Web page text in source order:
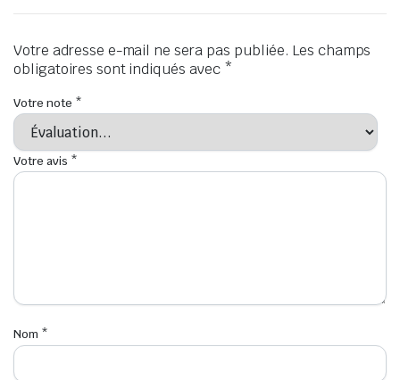
Votre adresse e-mail ne sera pas publiée. Les champs
obligatoires sont indiqués avec *
Votre note *
Votre avis *
Nom *